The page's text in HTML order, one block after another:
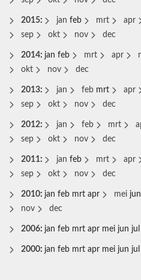
2015: jan feb mrt apr
sep
okt nov dec
2014: jan feb mrt apr
okt
nov dec
2013: jan feb mrt apr
sep
okt nov dec
2012: jan feb mrt
sep
okt nov dec
2011: jan feb mrt apr
sep
okt nov dec
2010: jan feb mrt apr mei jun
nov
dec
2006: jan feb mrt apr mei jun jul
2000: jan feb mrt apr mei jun jul